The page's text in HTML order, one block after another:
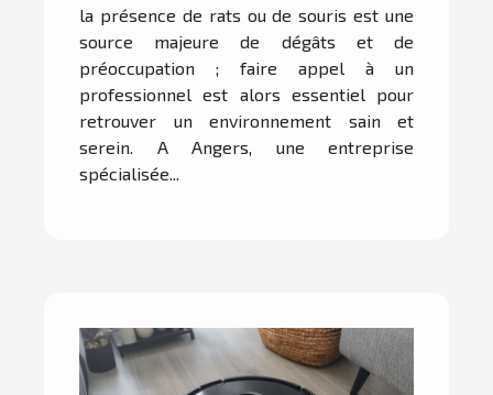
la présence de rats ou de souris est une
source majeure de dégâts et de
préoccupation ; faire appel à un
professionnel est alors essentiel pour
retrouver un environnement sain et
serein. A Angers, une entreprise
spécialisée...